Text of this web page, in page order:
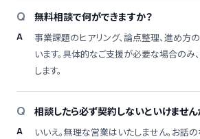
無料相談で何ができますか？
事業課題のヒアリング、論点整理、進め方
います。具体的なご支援が必要な場合のみ
します。
相談したら必ず契約しないといけません
いいえ。無理な営業はいたしません。お話